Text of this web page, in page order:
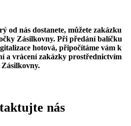
od nás dostanete, můžete zakázku
Zásilkovny. Při předání balíčku
hotová, připočítáme vám k
a vrácení zakázky prostřednictvím
Zásilkovny.
nás